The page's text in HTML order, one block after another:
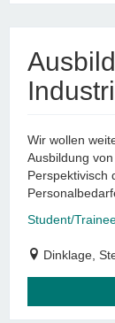
Wir wollen
Ausbildung
Perspektivisch
Student/
Dinklage,